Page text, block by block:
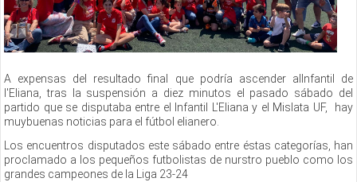
A expensas del resultado final que podría ascender alInfantil de
l'Eliana, tras la suspensión a diez minutos el pasado sábado del
partido que se disputaba entre el Infantil L'Eliana y el Mislata UF, hay
muybuenas noticias para el fútbol elianero.
Los encuentros disputados este sábado entre éstas categorías, han
proclamado a los pequeños futbolistas de nurstro pueblo como los
grandes campeones de la Liga 23-24